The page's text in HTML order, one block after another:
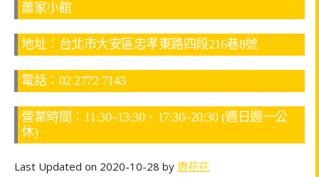
蕭家小館
地址：台北市大安區忠孝東路四段216巷8號
電話：02 2772 7143
營業時間：11:30–13:30、17:30–20:30 (週日週一公
休)
Last Updated on 2020-10-28 by 周花花